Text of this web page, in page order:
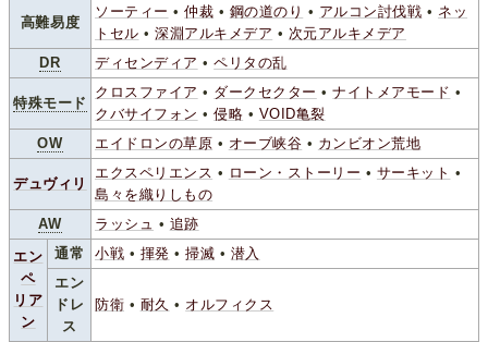
高難易度
ソーティー •仲裁 • 鋼の道のり • アルコン討伐戦 • ネッ
トセル •深淵アルキメデア • 次元アルキメデア
DR
ディセンディア •ペリタの乱
特殊モード
クロスファイア • ダークセクター •ナイトメアモード •
クバサイフォン •侵略 • VOID亀裂
OW
エイドロンの草原 • オーブ峡谷 • カンビオン荒地
デュヴィリ
エクスペリエンス • ローン・ストーリー • サーキット •
島々を織りしもの
AW
ラッシュ • 追跡
エン
ペ
リア
ン
通常 小戦 • 揮発 •掃滅 • 潜入
エン
ドレ
ス
防衛 • 耐久 • オルフィクス